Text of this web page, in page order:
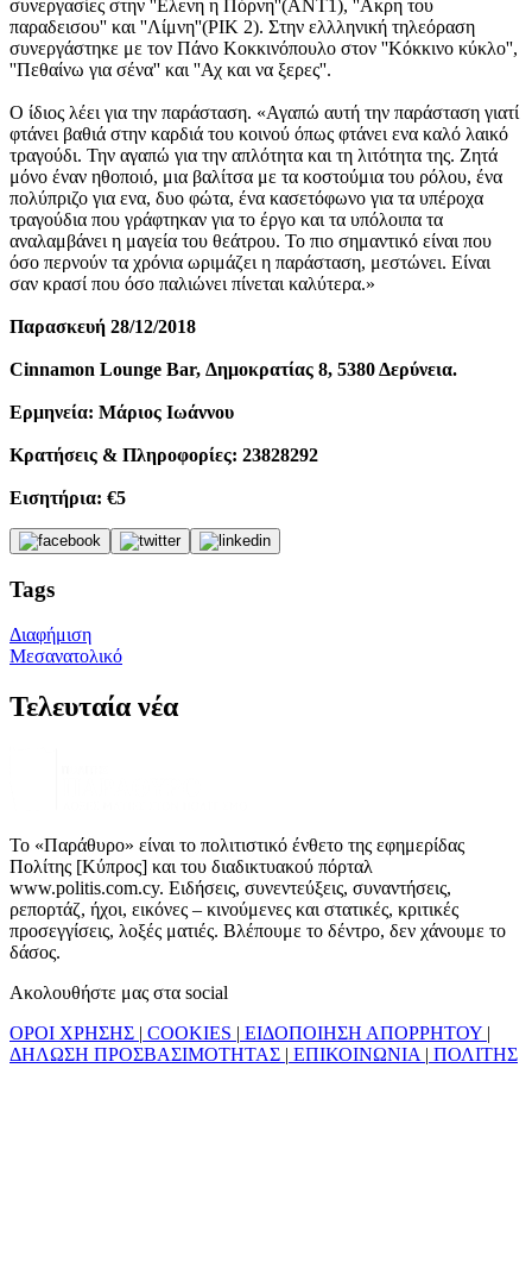
συνεργασίες στην ''Ελενη η Πόρνη''(ANT1), ''Ακρη του
παραδεισου'' και ''Λίμνη''(ΡΙΚ 2). Στην ελλληνική τηλεόραση
συνεργάστηκε με τον Πάνο Κοκκινόπουλο στον ''Κόκκινο κύκλο'',
''Πεθαίνω για σένα'' και ''Αχ και να ξερες''.
Ο ίδιος λέει για την παράσταση. «Αγαπώ αυτή την παράσταση γιατί
φτάνει βαθιά στην καρδιά του κοινού όπως φτάνει ενα καλό λαικό
τραγούδι. Την αγαπώ για την απλότητα και τη λιτότητα της. Ζητά
μόνο έναν ηθοποιό, μια βαλίτσα με τα κοστούμια του ρόλου, ένα
πολύπριζο για ενα, δυο φώτα, ένα κασετόφωνο για τα υπέροχα
τραγούδια που γράφτηκαν για το έργο και τα υπόλοιπα τα
αναλαμβάνει η μαγεία του θεάτρου. Το πιο σημαντικό είναι που
όσο περνούν τα χρόνια ωριμάζει η παράσταση, μεστώνει. Είναι
σαν κρασί που όσο παλιώνει πίνεται καλύτερα.»
Παρασκευή 28/12/2018
Cinnamon Lounge Bar, Δημοκρατίας 8, 5380 Δερύνεια.
Ερμηνεία: Μάριος Ιωάννου
Κρατήσεις & Πληροφορίες: 23828292
Εισητήρια: €5
Tags
Διαφήμιση
Μεσανατολικό
Τελευταία νέα
Το «Παράθυρο» είναι το πολιτιστικό ένθετο της εφημερίδας
Πολίτης [Κύπρος] και του διαδικτυακού πόρταλ
www.politis.com.cy. Ειδήσεις, συνεντεύξεις, συναντήσεις,
ρεπορτάζ, ήχοι, εικόνες – κινούμενες και στατικές, κριτικές
προσεγγίσεις, λοξές ματιές. Βλέπουμε το δέντρο, δεν χάνουμε το
δάσος.
Ακολουθήστε μας στα social
ΟΡΟΙ ΧΡΗΣΗΣ | COOKIES | ΕΙΔΟΠΟΙΗΣΗ ΑΠΟΡΡΗΤΟΥ |
ΔΗΛΩΣΗ ΠΡΟΣΒΑΣΙΜΟΤΗΤΑΣ | ΕΠΙΚΟΙΝΩΝΙΑ | ΠΟΛΙΤΗΣ